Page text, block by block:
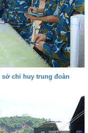
sở chỉ huy trung đoàn